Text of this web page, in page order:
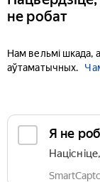
не робат
Нам вельмі шкада,
аўтаматычных.
Я не